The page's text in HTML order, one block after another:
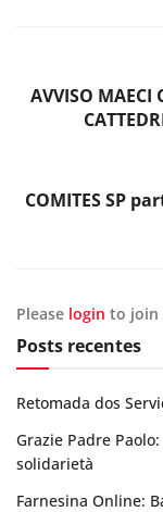
AVVISO MAECI
COMITES SP
Please login to join
Posts recentes
Retomada dos
Grazie Padre
solidarietà
Farnesina Online: